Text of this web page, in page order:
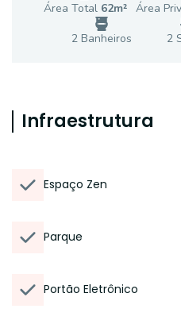
Área Total 62m² Área
2Banheiros 2
Infraestrutura
Espaço Zen
Parque
Portão Eletrônico